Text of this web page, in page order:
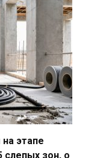
этапе
слепых зон, о